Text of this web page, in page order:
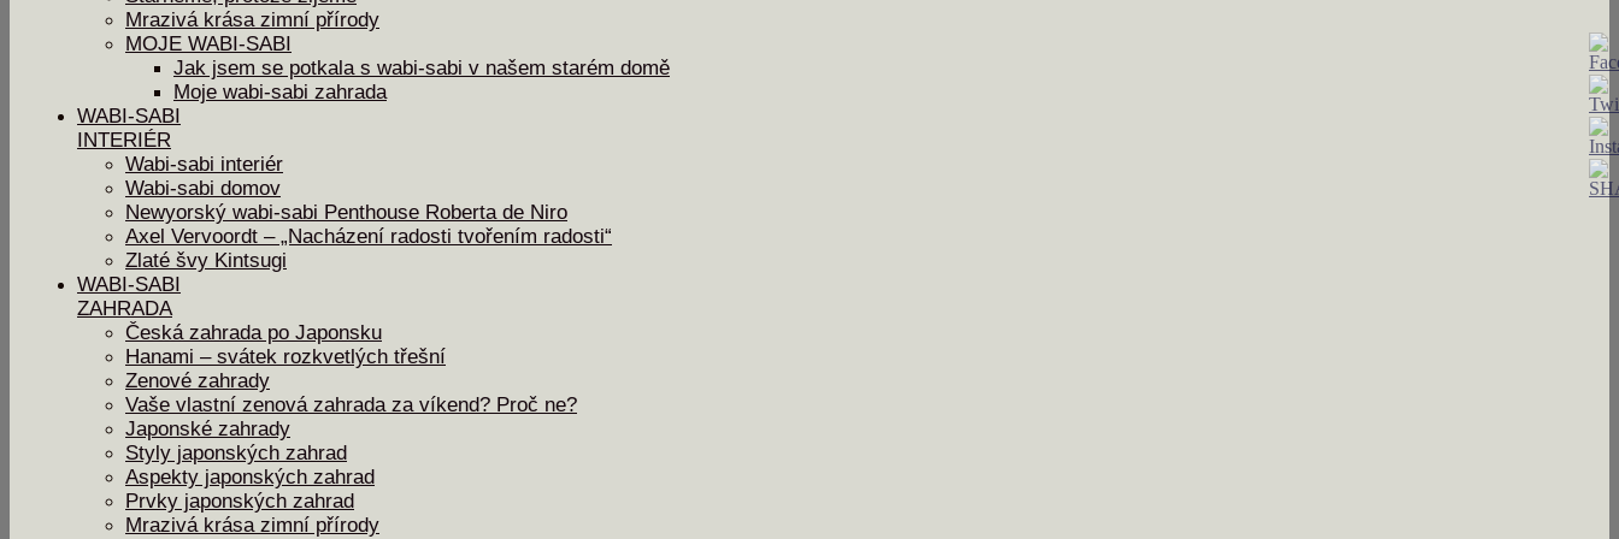
Mrazivá krása zimní přírody
MOJE WABI-SABI
Jak jsem se potkala s wabi-sabi v našem starém domě
Moje wabi-sabi zahrada
WABI-SABI
INTERIÉR
Wabi-sabi interiér
Wabi-sabi domov
Newyorský wabi-sabi Penthouse Roberta de Niro
Axel Vervoordt – „Nacházení radosti tvořením radosti“
Zlaté švy Kintsugi
WABI-SABI
ZAHRADA
Česká zahrada po Japonsku
Hanami – svátek rozkvetlých třešní
Zenové zahrady
Vaše vlastní zenová zahrada za víkend? Proč ne?
Japonské zahrady
Styly japonských zahrad
Aspekty japonských zahrad
Prvky japonských zahrad
Mrazivá krása zimní přírody